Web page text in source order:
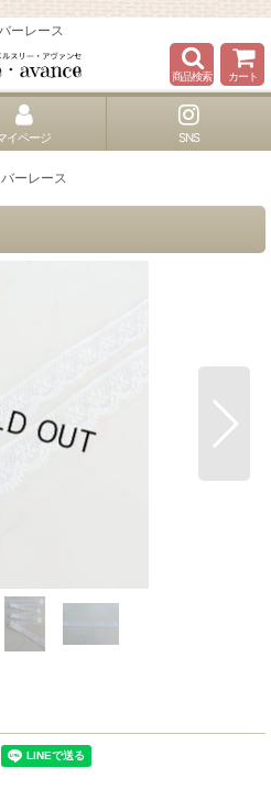
ーレース
商品検索 カート
イページ SNS
バーレース